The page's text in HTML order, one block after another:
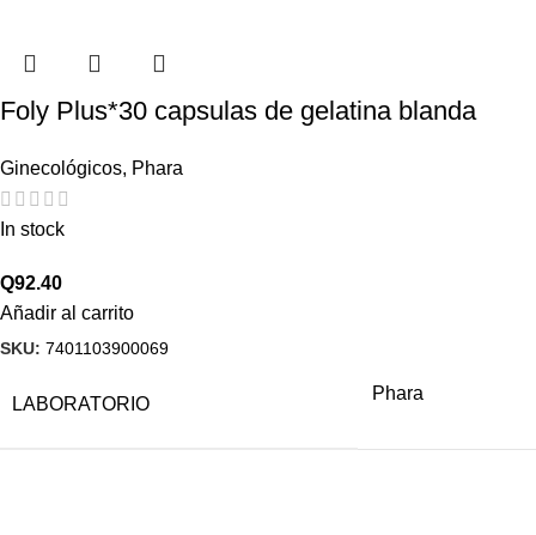
Foly Plus*30 capsulas de gelatina blanda
Ginecológicos, Phara
In stock
Q92.40
Añadir al carrito
SKU: 7401103900069
LABORATORIO
Phara